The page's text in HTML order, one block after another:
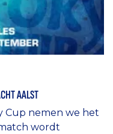
AALST
Cup nemen we het
wordt